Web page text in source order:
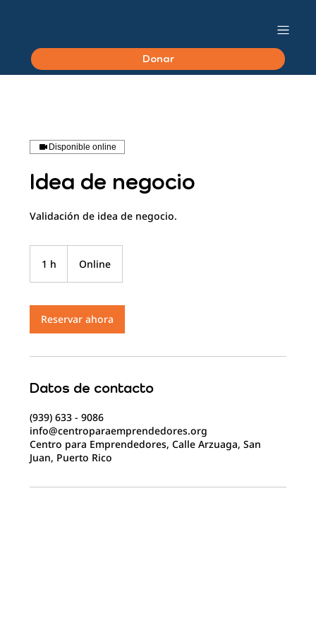
Donar
Disponible online
Idea de negocio
Validación de idea de negocio.
1 h Online
Reservar ahora
Datos de contacto
(939) 633 - 9086
info@centroparaemprendedores.org
Centro para Emprendedores, Calle Arzuaga, San
Juan, Puerto Rico